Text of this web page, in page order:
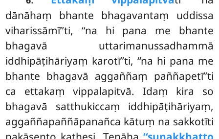
dānāhaṃ bhante bhagavantaṃ uddissa
viharissāmī’’ti, ‘‘na hi pana me bhante
bhagavā uttarimanussadhammā
iddhipāṭihāriyaṃ karotī’’ti, ‘‘na hi pana me
bhante bhagavā aggaññaṃ paññapetī’’ti
ca ettakaṃ vippalapitvā. Idaṃ kira so
bhagavā satthukiccaṃ iddhipāṭihāriyaṃ,
aggaññapaññāpanañca kātuṃ na sakkotīti